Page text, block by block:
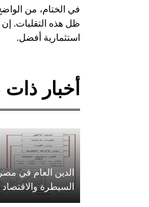
في الختام، من
ظل هذه التقلبات. إن
استثمارية أفضل.
أخبار
الدين العام في
السيطرة والاقتصاد